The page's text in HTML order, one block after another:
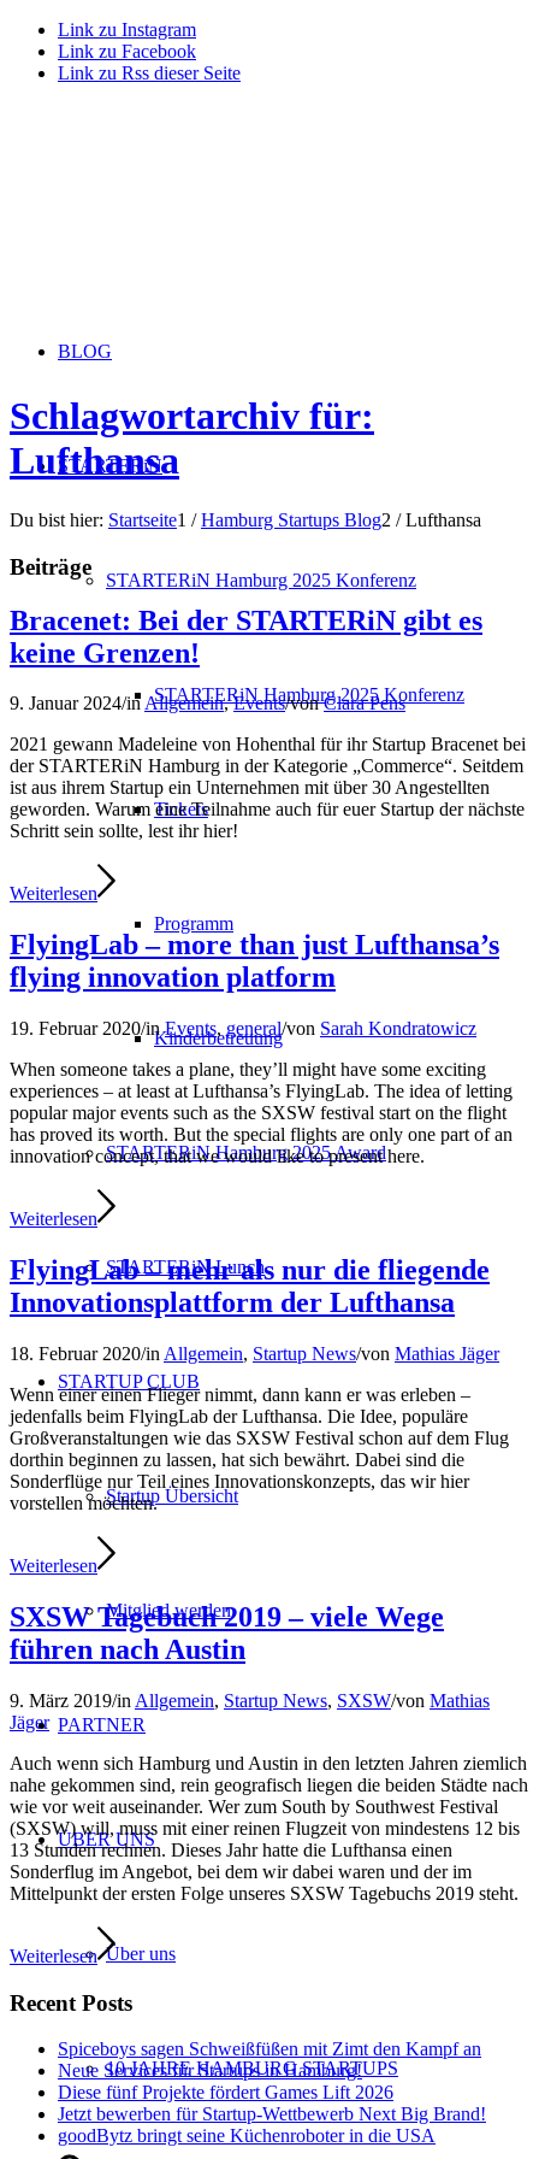
Link zu Instagram
Link zu Facebook
Link zu Rss dieser Seite
BLOG
STARTERiN
STARTERiN Hamburg 2025 Konferenz
STARTERiN Hamburg 2025 Konferenz
Tickets
Programm
Kinderbetreuung
STARTERiN Hamburg 2025 Award
STARTERiN Lunch
STARTUP CLUB
Startup Übersicht
Mitglied werden
PARTNER
ÜBER UNS
Über uns
10 JAHRE HAMBURG STARTUPS
Schlagwortarchiv für:
Lufthansa
Du bist hier: Startseite1 / Hamburg Startups Blog2 / Lufthansa
Beiträge
Bracenet: Bei der STARTERiN gibt es
keine Grenzen!
9. Januar 2024/inAllgemein,Events/vonClara Pens
2021 gewann Madeleine von Hohenthal für ihr Startup Bracenet bei
der STARTERiN Hamburg in der Kategorie „Commerce“. Seitdem
ist aus ihrem Startup ein Unternehmen mit über 30 Angestellten
geworden. Warum eine Teilnahme auch für euer Startup der nächste
Schritt sein sollte, lest ihr hier!
Weiterlesen
FlyingLab – more than just Lufthansa’s
flying innovation platform
19. Februar 2020/inEvents, general/von Sarah Kondratowicz
When someone takes a plane, they’ll might have some exciting
experiences – at least at Lufthansa’s FlyingLab. The idea of letting
popular major events such as the SXSW festival start on the flight
has proved its worth. But the special flights are only one part of an
innovation concept, that we would like to present here.
Weiterlesen
FlyingLab – mehr als nur die fliegende
Innovationsplattform der Lufthansa
18. Februar 2020/in Allgemein, Startup News/von Mathias Jäger
Wenn einer einen Flieger nimmt, dann kann er was erleben –
jedenfalls beim FlyingLab der Lufthansa. Die Idee, populäre
Großveranstaltungen wie das SXSW Festival schon auf dem Flug
dorthin beginnen zu lassen, hat sich bewährt. Dabei sind die
Sonderflüge nur Teil eines Innovationskonzepts, das wir hier
vorstellen möchten.
Weiterlesen
SXSW Tagebuch 2019 – viele Wege
führen nach Austin
9. März 2019/in Allgemein, Startup News, SXSW/von Mathias
Jäger
Auch wenn sich Hamburg und Austin in den letzten Jahren ziemlich
nahe gekommen sind, rein geografisch liegen die beiden Städte nach
wie vor weit auseinander. Wer zum South by Southwest Festival
(SXSW) will, muss mit einer reinen Flugzeit von mindestens 12 bis
13 Stunden rechnen. Dieses Jahr hatte die Lufthansa einen
Sonderflug im Angebot, bei dem wir dabei waren und der im
Mittelpunkt der ersten Folge unseres SXSW Tagebuchs 2019 steht.
Weiterlesen
Recent Posts
Spiceboys sagen Schweißfüßen mit Zimt den Kampf an
Neue Services für Startups in Hamburg!
Diese fünf Projekte fördert Games Lift 2026
Jetzt bewerben für Startup-Wettbewerb Next Big Brand!
goodBytz bringt seine Küchenroboter in die USA